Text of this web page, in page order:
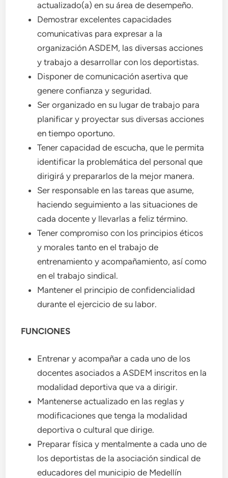
actualizado(a) en su área de desempeño.
Demostrar excelentes capacidades
comunicativas para expresar a la
organización ASDEM, las diversas acciones
y trabajo a desarrollar con los deportistas.
Disponer de comunicación asertiva que
genere confianza y seguridad.
Ser organizado en su lugar de trabajo para
planificar y proyectar sus diversas acciones
en tiempo oportuno.
Tener capacidad de escucha, que le permita
identificar la problemática del personal que
dirigirá y prepararlos de la mejor manera.
Ser responsable en las tareas que asume,
haciendo seguimiento a las situaciones de
cada docente y llevarlas a feliz término.
Tener compromiso con los principios éticos
y morales tanto en el trabajo de
entrenamiento y acompañamiento, así como
en el trabajo sindical.
Mantener el principio de confidencialidad
durante el ejercicio de su labor.
FUNCIONES
Entrenar y acompañar a cada uno de los
docentes asociados a ASDEM inscritos en la
modalidad deportiva que va a dirigir.
Mantenerse actualizado en las reglas y
modificaciones que tenga la modalidad
deportiva o cultural que dirige.
Preparar física y mentalmente a cada uno de
los deportistas de la asociación sindical de
educadores del municipio de Medellín